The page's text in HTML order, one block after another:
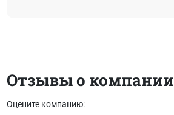
Отзывы о компании
Оцените компанию: